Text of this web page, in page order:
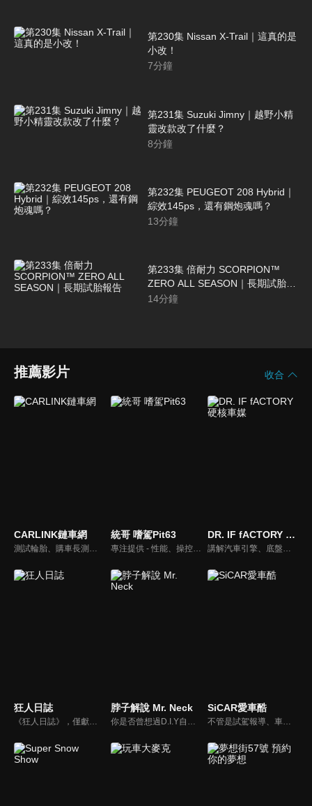
第230集 Nissan X-Trail｜這真的是
小改！
7分鐘
第231集 Suzuki Jimny｜越野小精
靈改款改了什麼？
8分鐘
第232集 PEUGEOT 208 Hybrid｜
綜效145ps，還有鋼炮魂嗎？
13分鐘
第233集 倍耐力 SCORPION™
ZERO ALL SEASON｜長期試胎報
告
14分鐘
推薦影片 收合
CARLINK鏈車網 統哥 嗜駕Pit63
專注提供 - 性能、操控、改裝、樂趣、實用 的汽車頻道。
DR. IF fACTORY 硬核車媒
狂人日誌
《狂人日誌》，僅獻給所有試著在這個數位化年代，惦記著、堅持著那份對純粹機械無止盡熱愛的熱血車狂們。
脖子解說 Mr. Neck
你是否曾想過D.I.Y自己的愛車卻尋求不到協助？你是否考慮特定車款卻不知風評如何？你是否想跟廣大的車友們交流、交心、交朋友？分享「說車、玩車、聊車」的大小事！不管你懂車、不懂車、甚至是想買車的朋友，我們會把最新的車市資訊，以及養車的小知識分享給大家！
SiCAR愛車酷
不管是試駕報導、車用產品試用分享或是安全駕駛教室等等，「SiCAR愛車酷」都會不定期推出各式風格的汽車短片與你們分享。